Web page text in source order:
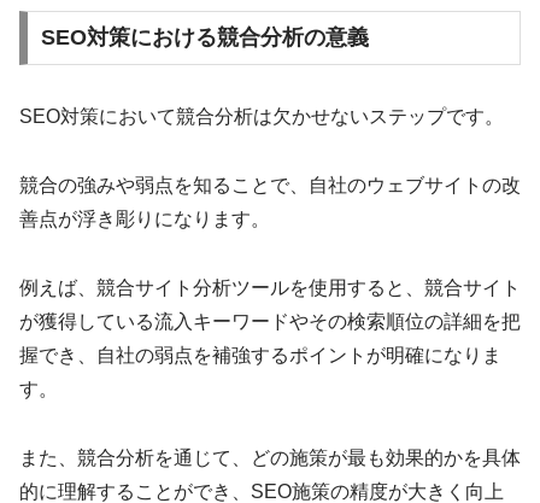
SEO対策における競合分析の意義
SEO対策において競合分析は欠かせないステップです。
競合の強みや弱点を知ることで、自社のウェブサイトの改
善点が浮き彫りになります。
例えば、競合サイト分析ツールを使用すると、競合サイト
が獲得している流入キーワードやその検索順位の詳細を把
握でき、自社の弱点を補強するポイントが明確になりま
す。
また、競合分析を通じて、どの施策が最も効果的かを具体
的に理解することができ、SEO施策の精度が大きく向上